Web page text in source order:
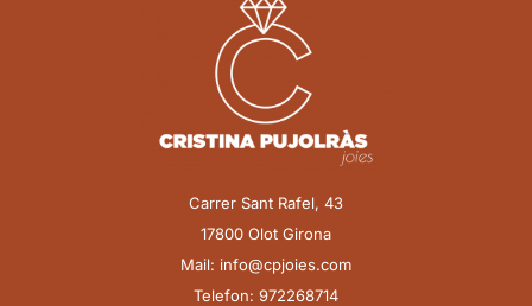
Carrer Sant Rafel, 43
17800 Olot Girona
Mail: info@cpjoies.com
Telefon: 972268714